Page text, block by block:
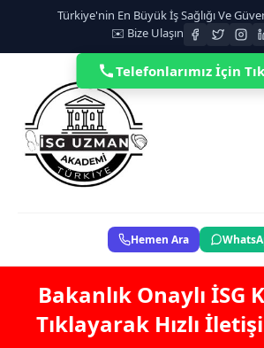
Türkiye'nin En Büyük İş Sağlığı Ve
✉️ Bize Ulaşın
Hemen Ara
Bakanlık Onaylı İSG
Tıklayarak Hızlı
Telefonlarımız İçin